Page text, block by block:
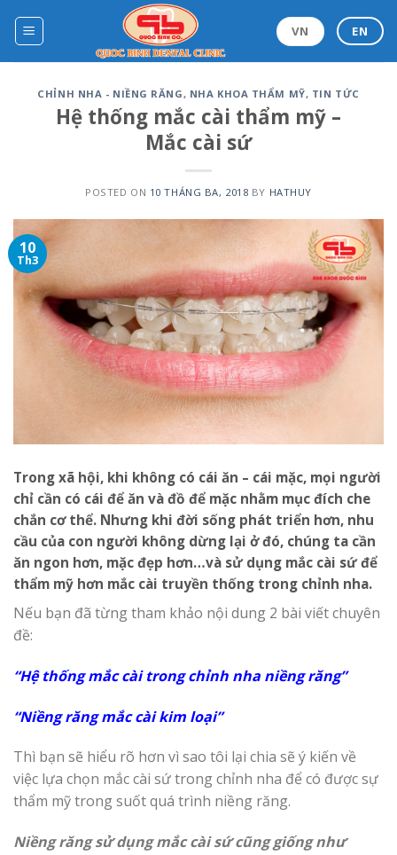
VN EN
CHỈNH NHA - NIỀNG RĂNG, NHA KHOA THẨM MỸ, TIN TỨC
Hệ thống mắc cài thẩm mỹ –
Mắc cài sứ
POSTED ON 10 THÁNG BA, 2018 BY HATHUY
10
Th3
Trong xã hội, khi không có cái ăn – cái mặc, mọi người
chỉ cần có cái để ăn và đồ để mặc nhằm mục đích che
chắn cơ thể. Nhưng khi đời sống phát triển hơn, nhu
cầu của con người không dừng lại ở đó, chúng ta cần
ăn ngon hơn, mặc đẹp hơn…và sử dụng mắc cài sứ để
thẩm mỹ hơn mắc cài truyền thống trong chỉnh nha.
Nếu bạn đã từng tham khảo nội dung 2 bài viết chuyên
đề:
“Hệ thống mắc cài trong chỉnh nha niềng răng”
“Niềng răng mắc cài kim loại”
Thì bạn sẽ hiểu rõ hơn vì sao tôi lại chia sẽ ý kiến về
việc lựa chọn mắc cài sứ trong chỉnh nha để có được sự
thẩm mỹ trong suốt quá trình niềng răng.
Niềng răng sử dụng mắc cài sứ cũng giống như